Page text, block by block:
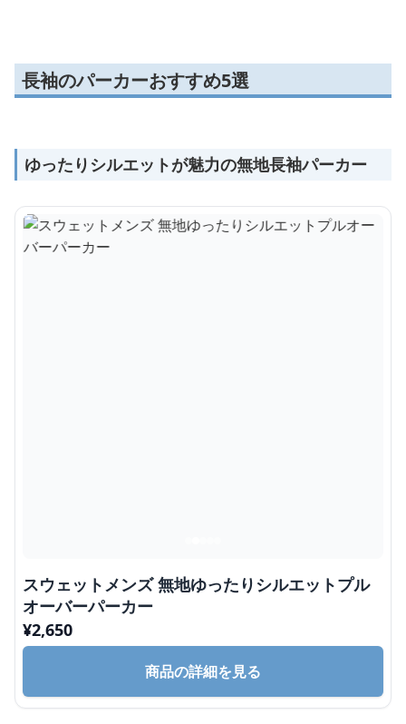
長袖のパーカーおすすめ5選
ゆったりシルエットが魅力の無地長袖パーカー
スウェットメンズ 無地ゆったりシルエットプル
オーバーパーカー
¥2,650
商品の詳細を見る